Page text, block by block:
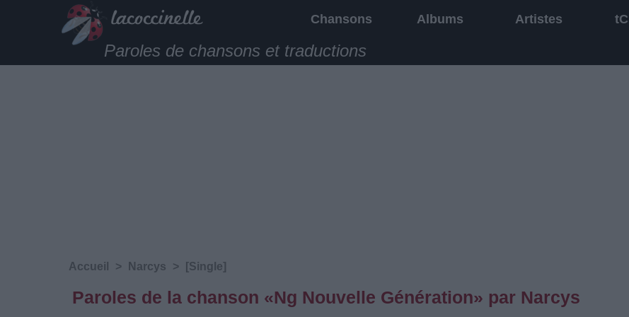
Chansons Albums Artistes
Paroles de chansons et traductions
Accueil > Narcys > [Single]
Paroles de la chanson «Ng Nouvelle Génération» par Narcys